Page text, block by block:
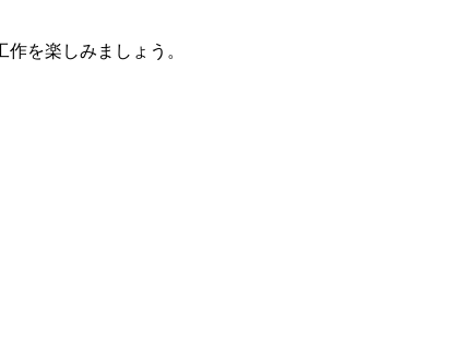
を楽しみましょう。